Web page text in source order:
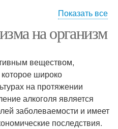
Показать все
на организм
веществом,
широко
на протяжении
алкоголя является
заболеваемости и имеет
последствия.